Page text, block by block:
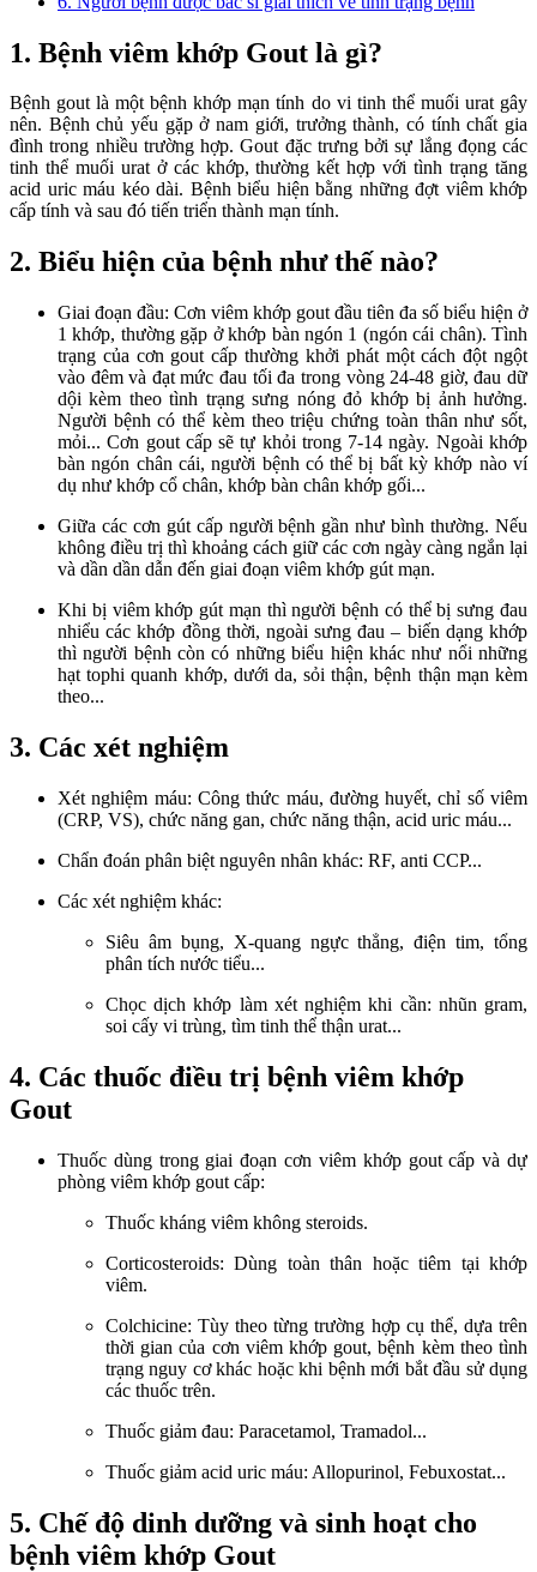
1. Bệnh viêm khớp Gout là gì?
Bệnh gout là một bệnh khớp mạn tính do vi tinh thể muối urat gây
nên. Bệnh chủ yếu gặp ở nam giới, trưởng thành, có tính chất gia
đình trong nhiều trường hợp. Gout đặc trưng bởi sự lắng đọng các
tinh thể muối urat ở các khớp, thường kết hợp với tình trạng tăng
acid uric máu kéo dài. Bệnh biểu hiện bằng những đợt viêm khớp
cấp tính và sau đó tiến triển thành mạn tính.
2. Biểu hiện của bệnh như thế nào?
Giai đoạn đầu: Cơn viêm khớp gout đầu tiên đa số biểu hiện ở
1 khớp, thường gặp ở khớp bàn ngón 1 (ngón cái chân). Tình
trạng của cơn gout cấp thường khởi phát một cách đột ngột
vào đêm và đạt mức đau tối đa trong vòng 24-48 giờ, đau dữ
dội kèm theo tình trạng sưng nóng đỏ khớp bị ảnh hưởng.
Người bệnh có thể kèm theo triệu chứng toàn thân như sốt,
mỏi... Cơn gout cấp sẽ tự khỏi trong 7-14 ngày. Ngoài khớp
bàn ngón chân cái, người bệnh có thể bị bất kỳ khớp nào ví
dụ như khớp cổ chân, khớp bàn chân khớp gối...
Giữa các cơn gút cấp người bệnh gần như bình thường. Nếu
không điều trị thì khoảng cách giữ các cơn ngày càng ngắn lại
và dần dần dẫn đến giai đoạn viêm khớp gút mạn.
Khi bị viêm khớp gút mạn thì người bệnh có thể bị sưng đau
nhiểu các khớp đồng thời, ngoài sưng đau – biến dạng khớp
thì người bệnh còn có những biểu hiện khác như nổi những
hạt tophi quanh khớp, dưới da, sỏi thận, bệnh thận mạn kèm
theo...
3. Các xét nghiệm
Xét nghiệm máu: Công thức máu, đường huyết, chỉ số viêm
(CRP, VS), chức năng gan, chức năng thận, acid uric máu...
Chẩn đoán phân biệt nguyên nhân khác: RF, anti CCP...
Các xét nghiệm khác:
Siêu âm bụng, X-quang ngực thẳng, điện tim, tổng
phân tích nước tiểu...
Chọc dịch khớp làm xét nghiệm khi cần: nhũn gram,
soi cấy vi trùng, tìm tinh thể thận urat...
4. Các thuốc điều trị bệnh viêm khớp
Gout
Thuốc dùng trong giai đoạn cơn viêm khớp gout cấp và dự
phòng viêm khớp gout cấp:
Thuốc kháng viêm không steroids.
Corticosteroids: Dùng toàn thân hoặc tiêm tại khớp
viêm.
Colchicine: Tùy theo từng trường hợp cụ thể, dựa trên
thời gian của cơn viêm khớp gout, bệnh kèm theo tình
trạng nguy cơ khác hoặc khi bệnh mới bắt đầu sử dụng
các thuốc trên.
Thuốc giảm đau: Paracetamol, Tramadol...
Thuốc giảm acid uric máu: Allopurinol, Febuxostat...
5. Chế độ dinh dưỡng và sinh hoạt cho
bệnh viêm khớp Gout